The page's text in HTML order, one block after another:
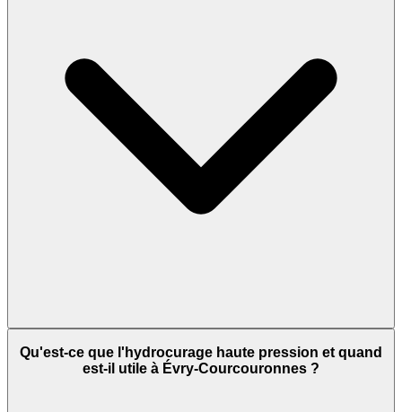
Qu'est-ce que l'hydrocurage haute pression et quand
est-il utile à Évry-Courcouronnes ?